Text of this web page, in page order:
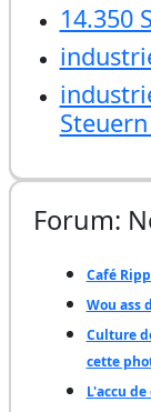
14.350
Forum:
Café
Wou ass
Culture
cette
L'accu